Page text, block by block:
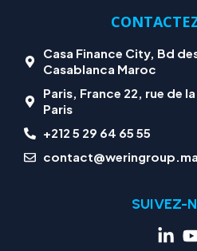
Casa Finance City, Bd
Casablanca Maroc
Paris, France 22, rue de
Paris
+212 5 29 64 65 55
contact@weringroup.ma
SUIVEZ-